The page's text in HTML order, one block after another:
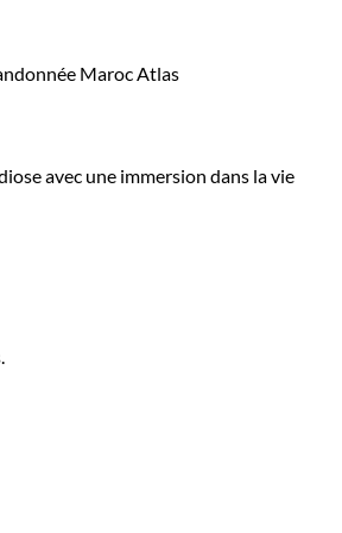
avec une immersion dans la vie